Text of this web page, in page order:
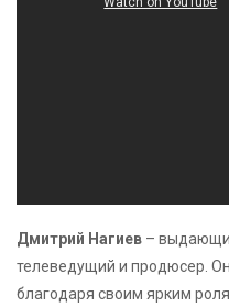
Дмитрий Нагиев –
телеведущий и продюсер.
благодаря своим ярким